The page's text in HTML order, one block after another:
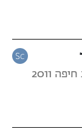
2011